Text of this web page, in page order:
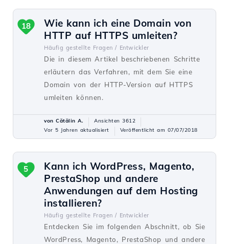
Wie kann ich eine Domain von
HTTP auf HTTPS umleiten?
Häufig gestellte Fragen / Entwickler
Die in diesem Artikel beschriebenen Schritte
erläutern das Verfahren, mit dem Sie eine
Domain von der HTTP-Version auf HTTPS
umleiten können.
18
von Cătălin A.
Ansichten 3612
Vor 5 Jahren aktualisiert
Veröffentlicht am 07/07/2018
Kann ich WordPress, Magento,
PrestaShop und andere
Anwendungen auf dem Hosting
installieren?
Häufig gestellte Fragen / Entwickler
Entdecken Sie im folgenden Abschnitt, ob Sie
WordPress, Magento, PrestaShop und andere
5